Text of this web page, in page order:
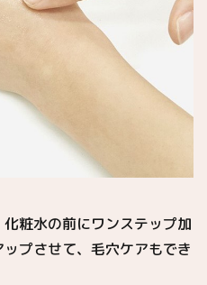
粧水の前にワンステップ加
プさせて、毛穴ケアもでき